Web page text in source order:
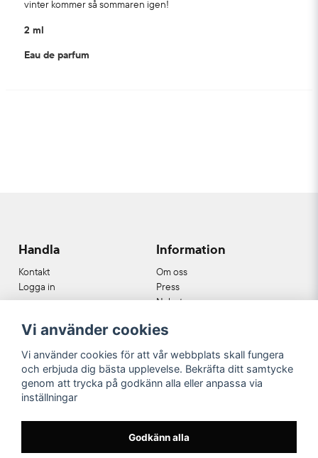
vinter kommer så sommaren igen!
2 ml
Eau de parfum
Handla
Kontakt
Logga in
Information
Om oss
Press
Nyheter
Cookies
Köpvillkor
Våra partners
Vi använder cookies
Vi använder cookies för att vår webbplats skall fungera
och erbjuda dig bästa upplevelse. Bekräfta ditt samtycke
genom att trycka på godkänn alla eller anpassa via
inställningar
Godkänn alla